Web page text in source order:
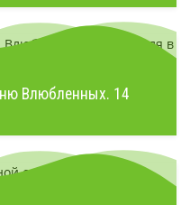
Влюбленных. 14